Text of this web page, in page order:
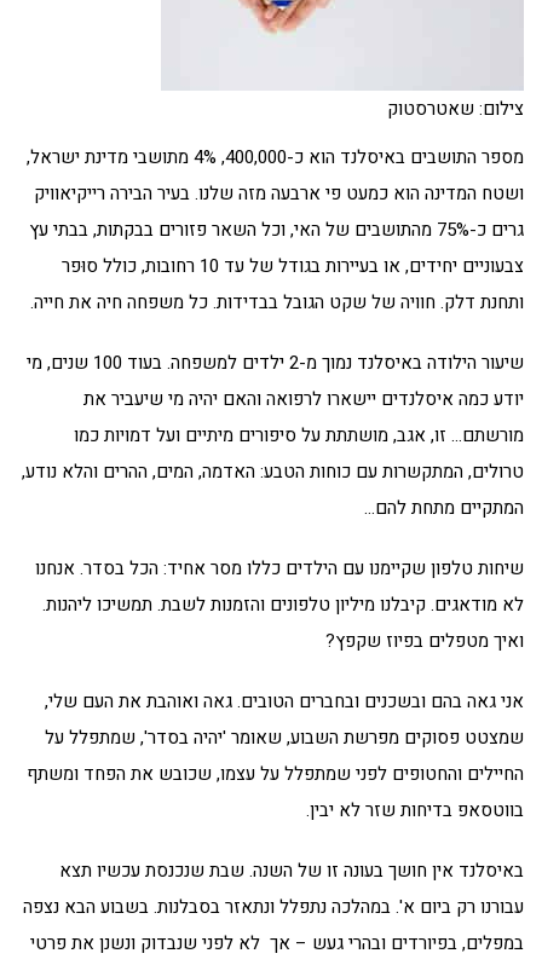
צילום: שאטרסטוק
מספר התושבים באיסלנד הוא כ-400,000, 4% מתושבי מדינת ישראל,
ושטח המדינה הוא כמעט פי ארבעה מזה שלנו. בעיר הבירה רייקיאוויק
גרים כ-75% מהתושבים של האי, וכל השאר פזורים בבקתות, בבתי עץ
צבעוניים יחידים, או בעיירות בגודל של עד 10 רחובות, כולל סוּפר
ותחנת דלק. חוויה של שקט הגובל בבדידות. כל משפחה חיה את חייה.
שיעור הילודה באיסלנד נמוך מ-2 ילדים למשפחה. בעוד 100 שנים, מי
יודע כמה איסלנדים יישארו לרפואה והאם יהיה מי שיעביר את
מורשתם… זו, אגב, מושתתת על סיפורים מיתיים ועל דמויות כמו
טרולים, המתקשרות עם כוחות הטבע: האדמה, המים, ההרים והלא נודע,
המתקיים מתחת להם…
שיחות טלפון שקיימנו עם הילדים כללו מסר אחיד: הכל בסדר. אנחנו
לא מודאגים. קיבלנו מיליון טלפונים והזמנות לשבת. תמשיכו ליהנות.
ואיך מטפלים בפיוז שקפץ?
אני גאה בהם ובשכנים ובחברים הטובים. גאה ואוהבת את העם שלי,
שמצטט פסוקים מפרשת השבוע, שאומר 'יהיה בסדר', שמתפלל על
החיילים והחטופים לפני שמתפלל על עצמו, שכובש את הפחד ומשתף
בווטסאפ בדיחות שזר לא יבין.
באיסלנד אין חושך בעונה זו של השנה. שבת שנכנסת עכשיו תצא
עבורנו רק ביום א'. במהלכה נתפלל ונתאזר בסבלנות. בשבוע הבא נצפה
במפלים, בפיורדים ובהרי געש – אך לא לפני שנבדוק ונשנן את פרטי